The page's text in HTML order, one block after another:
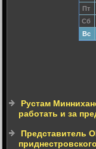
Пт
Сб
Вс
Рустам
работать и за
Представитель